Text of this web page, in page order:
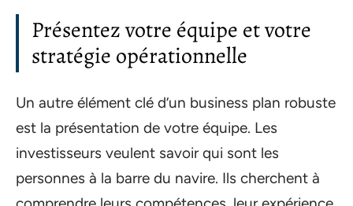
Présentez votre équipe et votre
stratégie opérationnelle
Un autre élément clé d’un business plan robuste
est la présentation de votre équipe. Les
investisseurs veulent savoir qui sont les
personnes à la barre du navire. Ils cherchent à